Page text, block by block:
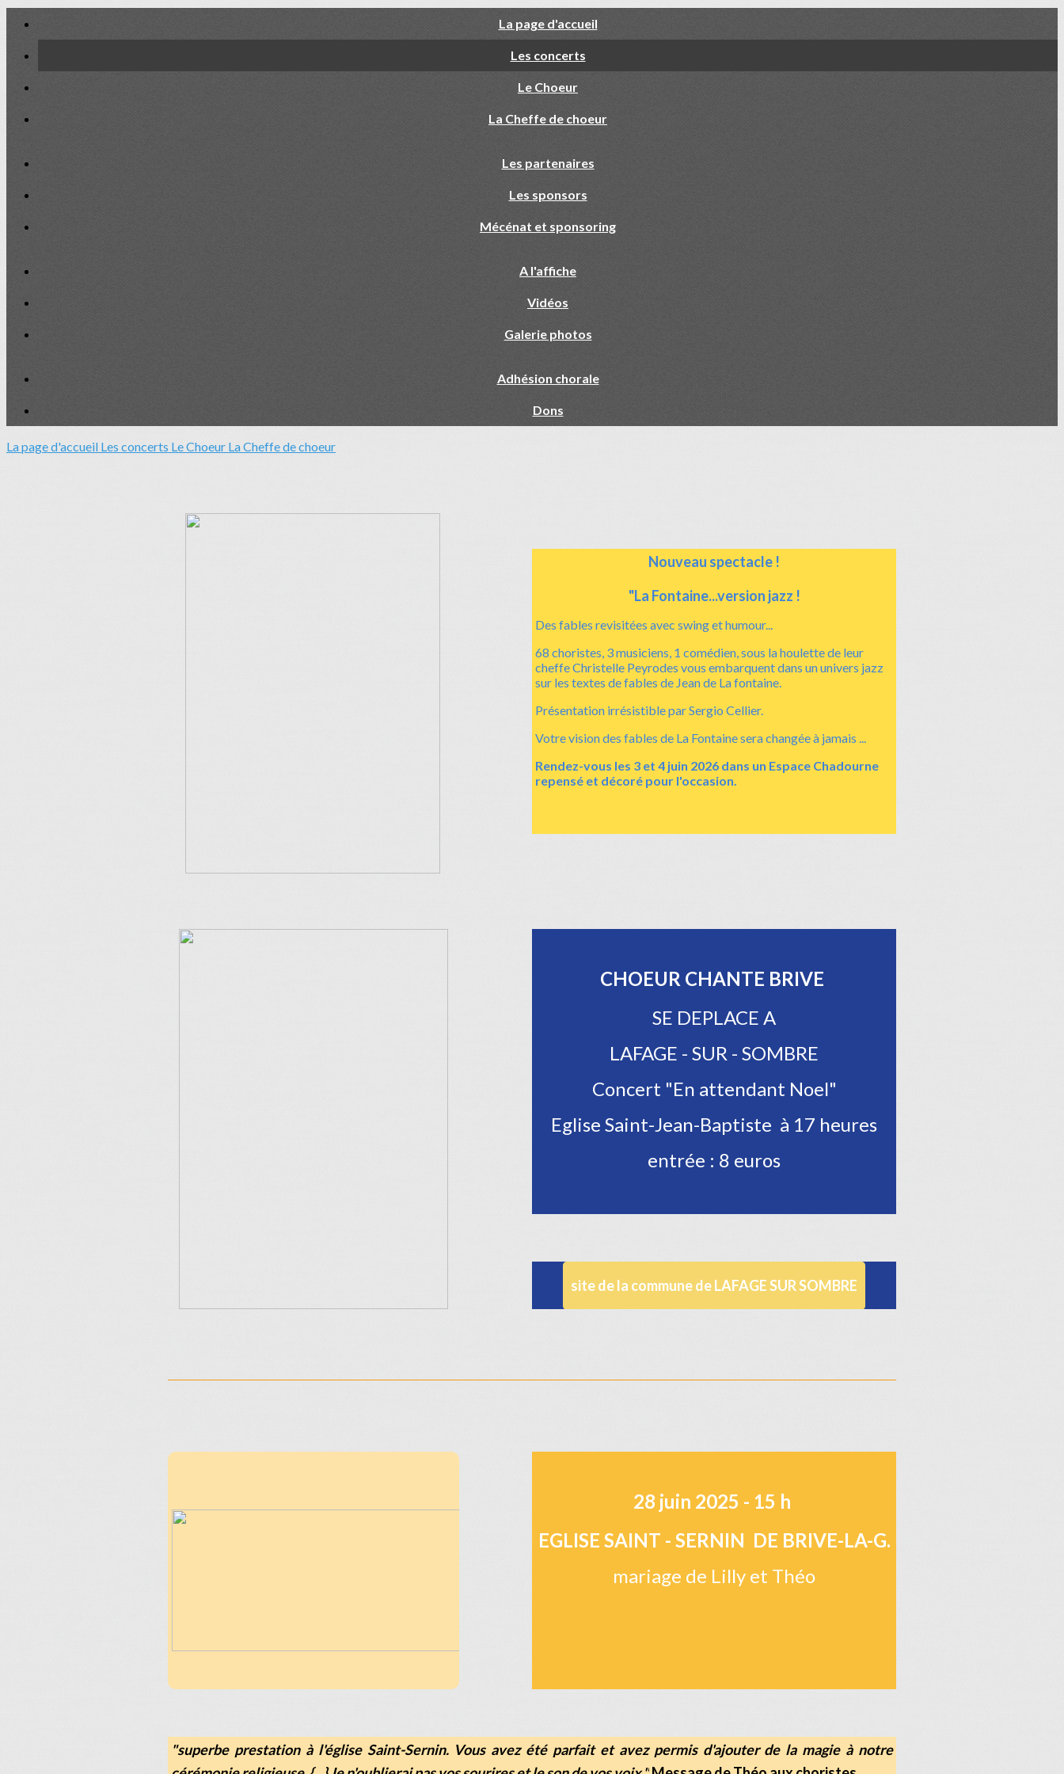
La page d'accueil
Les concerts
Le Choeur
La Cheffe de choeur
Les partenaires
Les sponsors
Mécénat et sponsoring
A l'affiche
Vidéos
Galerie photos
Adhésion chorale
Dons
La page d'accueil Les concerts Le Choeur La Cheffe de choeur
Nouveau spectacle !
"La Fontaine...version jazz !
Des fables revisitées avec swing et humour...
68 choristes, 3 musiciens, 1 comédien, sous la houlette de leur
cheffe Christelle Peyrodes vous embarquent dans un univers jazz
sur les textes de fables de Jean de La fontaine.
Présentation irrésistible par Sergio Cellier.
Votre vision des fables de La Fontaine sera changée à jamais ...
Rendez-vous les 3 et 4 juin 2026 dans un Espace Chadourne
repensé et décoré pour l'occasion.
CHOEUR CHANTE BRIVE
SE DEPLACE A
LAFAGE - SUR - SOMBRE
Concert "En attendant Noel"
Eglise Saint-Jean-Baptiste à 17 heures
entrée : 8 euros
site de la commune de LAFAGE SUR SOMBRE
28 juin 2025 - 15 h
EGLISE SAINT - SERNIN DE BRIVE-LA-G.
mariage de Lilly et Théo
"superbe prestation à l'église Saint-Sernin. Vous avez été parfait et avez permis d'ajouter de la magie à notre